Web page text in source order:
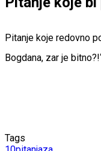
Pitanje koje redovno
Bogdana, zar je
Tags